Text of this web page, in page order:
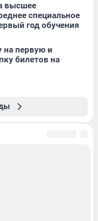
высшее
специальное
год обучения
на первую и
билетов на